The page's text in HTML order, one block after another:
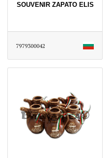
SOUVENIR ZAPATO ELIS
7979300042